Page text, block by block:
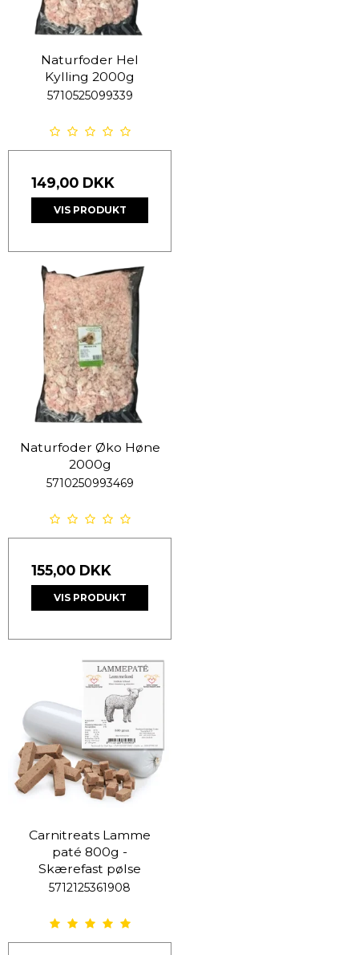
Naturfoder Hel
Kylling 2000g
5710525099339
149,00 DKK
VIS PRODUKT
Naturfoder Øko Høne
2000g
5710250993469
155,00 DKK
VIS PRODUKT
Carnitreats Lamme
paté 800g -
Skærefast pølse
5712125361908